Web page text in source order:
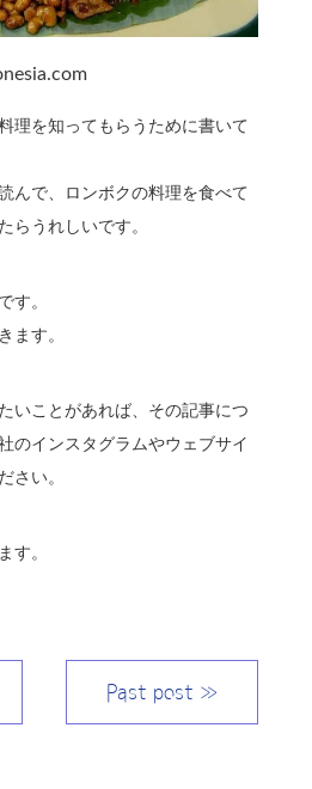
理を知ってもらうために書いて
んで、ロンボクの料理を食べて
らうれしいです。
す。
ます。
いことがあれば、その記事につ
のインスタグラムやウェブサイ
さい。
す。
Past post ≫